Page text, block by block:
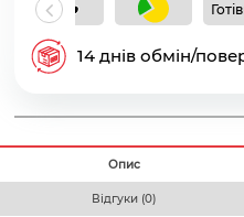
14 днів обмін/
Опис
Відгуки (0)